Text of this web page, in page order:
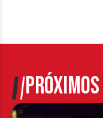
PRÓXIMOS